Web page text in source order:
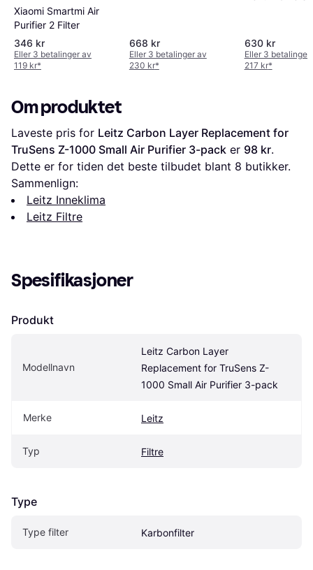
Xiaomi Smartmi Air
Purifier 2 Filter
346 kr
Eller 3 betalinger av
119 kr*
668 kr
Eller 3 betalinger av
230 kr*
630 kr
Eller 3 betalinger
217 kr*
Om produktet
Laveste pris for Leitz Carbon Layer Replacement for
TruSens Z-1000 Small Air Purifier 3-pack er 98 kr.
Dette er for tiden det beste tilbudet blant 8 butikker.
Sammenlign:
Leitz Inneklima
Leitz Filtre
Spesifikasjoner
Produkt
Modellnavn
Leitz Carbon Layer
Replacement for TruSens Z-
1000 Small Air Purifier 3-pack
Merke Leitz
Typ Filtre
Type
Type filter Karbonfilter